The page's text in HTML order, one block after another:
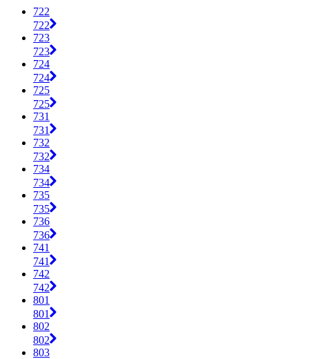
722
722
723
723
724
724
725
725
731
731
732
732
734
734
735
735
736
736
741
741
742
742
801
801
802
802
803